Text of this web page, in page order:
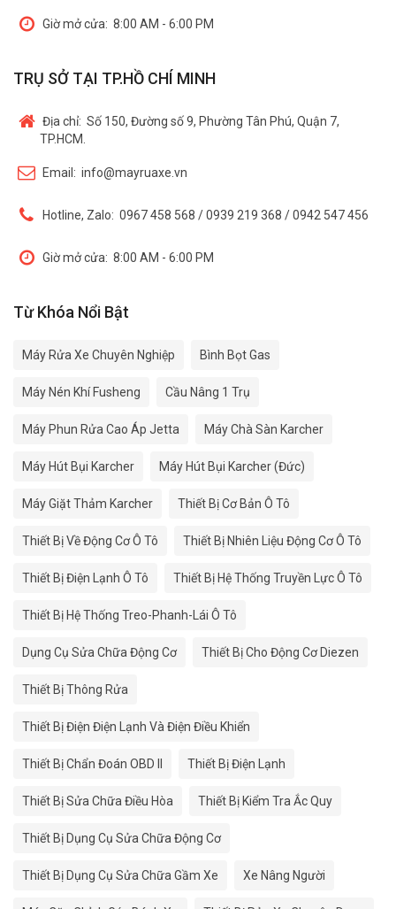
Giờ mở cửa: 8:00 AM - 6:00 PM
TRỤ SỞ TẠI TP.HỒ CHÍ MINH
Địa chỉ: Số 150, Đường số 9, Phường Tân Phú, Quận 7,
TP.HCM.
Email: info@mayruaxe.vn
Hotline, Zalo: 0967 458 568 / 0939 219 368 / 0942 547 456
Giờ mở cửa: 8:00 AM - 6:00 PM
Từ Khóa Nổi Bật
Máy Rửa Xe Chuyên Nghiệp Bình Bọt Gas
Máy Nén Khí Fusheng Cầu Nâng 1 Trụ
Máy Phun Rửa Cao Áp Jetta Máy Chà Sàn Karcher
Máy Hút Bụi Karcher Máy Hút Bụi Karcher (Đức)
Máy Giặt Thảm Karcher Thiết Bị Cơ Bản Ô Tô
Thiết Bị Về Động Cơ Ô Tô Thiết Bị Nhiên Liệu Động Cơ Ô Tô
Thiết Bị Điện Lạnh Ô Tô Thiết Bị Hệ Thống Truyền Lực Ô Tô
Thiết Bị Hệ Thống Treo-Phanh-Lái Ô Tô
Dụng Cụ Sửa Chữa Động Cơ Thiết Bị Cho Động Cơ Diezen
Thiết Bị Thông Rửa
Thiết Bị Điện Điện Lạnh Và Điện Điều Khiển
Thiết Bị Chẩn Đoán OBD II Thiết Bị Điện Lạnh
Thiết Bị Sửa Chữa Điều Hòa Thiết Bị Kiểm Tra Ắc Quy
Thiết Bị Dụng Cụ Sửa Chữa Động Cơ
Thiết Bị Dụng Cụ Sửa Chữa Gầm Xe Xe Nâng Người